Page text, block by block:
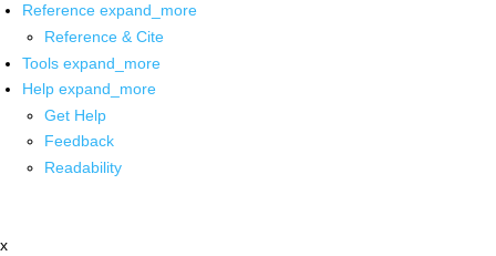
Reference expand_more
Reference & Cite
Tools expand_more
Help expand_more
Get Help
Feedback
Readability
x